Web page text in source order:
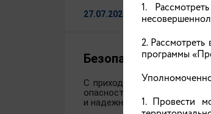
27.07.2026
Безопасность
С приходом теплой погоды
опасностей. Специалисты
и надежным навыком.
1.
2.
программы
1. Провести